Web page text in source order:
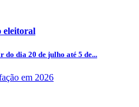
eleitoral
dia 20 de julho até 5 de...